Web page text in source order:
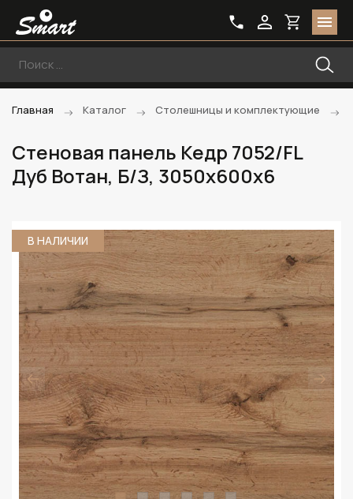
Главная Каталог Столешницы и комплектующие
Стеновая панель Кедр 7052/FL
Дуб Вотан, Б/З, 3050х600х6
В НАЛИЧИИ